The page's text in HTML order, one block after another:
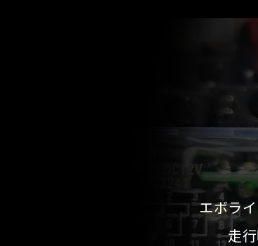
エボラ
走